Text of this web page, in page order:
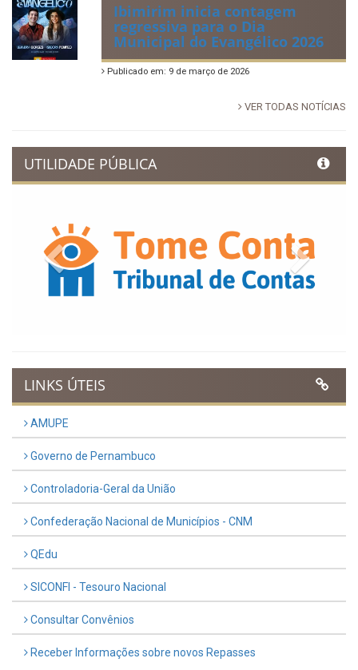
Ibimirim inicia contagem
regressiva para o Dia
Municipal do Evangélico 2026
Publicado em: 9 de março de 2026
VER TODAS NOTÍCIAS
UTILIDADE PÚBLICA
Previous Next
LINKS ÚTEIS
AMUPE
Governo de Pernambuco
Controladoria-Geral da União
Confederação Nacional de Municípios - CNM
QEdu
SICONFI - Tesouro Nacional
Consultar Convênios
Receber Informações sobre novos Repasses